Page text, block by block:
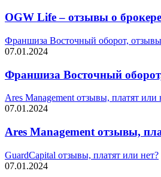
OGW Life – отзывы о брокере
Франшиза Восточный оборот, отзывы
07.01.2024
Франшиза Восточный
Ares Management отзывы, платят или
07.01.2024
Ares Management отзывы,
GuardCapital отзывы, платят или нет?
07.01.2024